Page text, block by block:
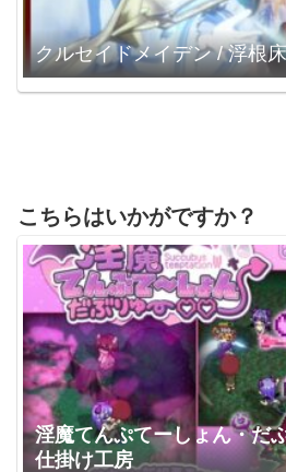
クルセイドメイデン / 浮根床
こちらはいかがですか？
淫魔てんぷてーしょん・
仕掛け工房